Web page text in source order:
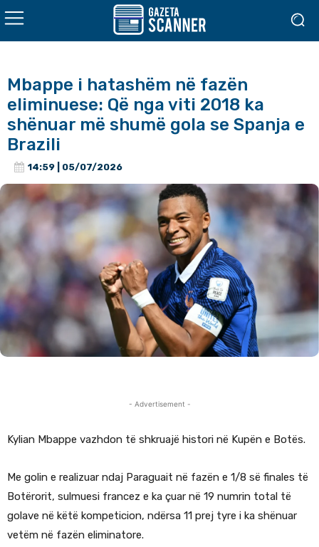
Mbappe i hatashëm në fazën
eliminuese: Që nga viti 2018 ka
shënuar më shumë gola se Spanja e
Brazili
14:59 | 05/07/2026
- Advertisement -
Kylian Mbappe vazhdon të shkruajë histori në Kupën e Botës.
Me golin e realizuar ndaj Paraguait në fazën e 1/8 së finales të
Botërorit, sulmuesi francez e ka çuar në 19 numrin total të
golave në këtë kompeticion, ndërsa 11 prej tyre i ka shënuar
vetëm në fazën eliminatore.